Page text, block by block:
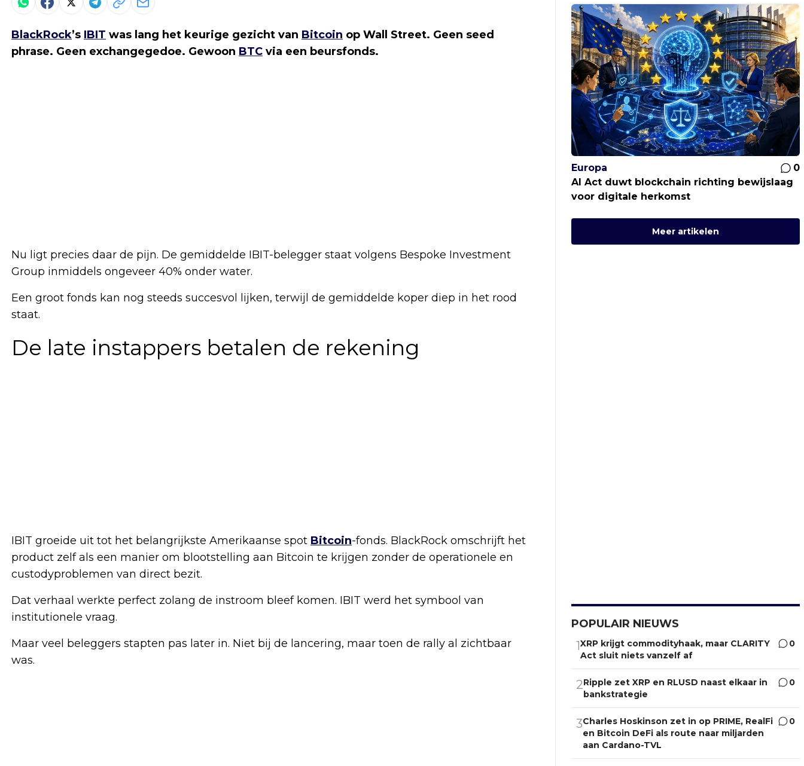
BlackRock’s IBIT was lang het keurige gezicht van Bitcoin op Wall Street. Geen seed
phrase. Geen exchangegedoe. Gewoon BTC via een beursfonds.
Nu ligt precies daar de pijn. De gemiddelde IBIT-belegger staat volgens Bespoke Investment
Group inmiddels ongeveer 40% onder water.
Een groot fonds kan nog steeds succesvol lijken, terwijl de gemiddelde koper diep in het rood
staat.
De late instappers betalen de rekening
IBIT groeide uit tot het belangrijkste Amerikaanse spot Bitcoin-fonds. BlackRock omschrijft het
product zelf als een manier om blootstelling aan Bitcoin te krijgen zonder de operationele en
custodyproblemen van direct bezit.
Dat verhaal werkte perfect zolang de instroom bleef komen. IBIT werd het symbool van
institutionele vraag.
Maar veel beleggers stapten pas later in. Niet bij de lancering, maar toen de rally al zichtbaar
was.
Europa
0
AI Act duwt blockchain richting bewijslaag
voor digitale herkomst
Meer artikelen
POPULAIR NIEUWS
1XRP krijgt commodityhaak, maar CLARITY
Act sluit niets vanzelf af
0
2Ripple zet XRP en RLUSD naast elkaar in
bankstrategie
0
3Charles Hoskinson zet in op PRIME, RealFi
en Bitcoin DeFi als route naar miljarden
aan Cardano-TVL
0